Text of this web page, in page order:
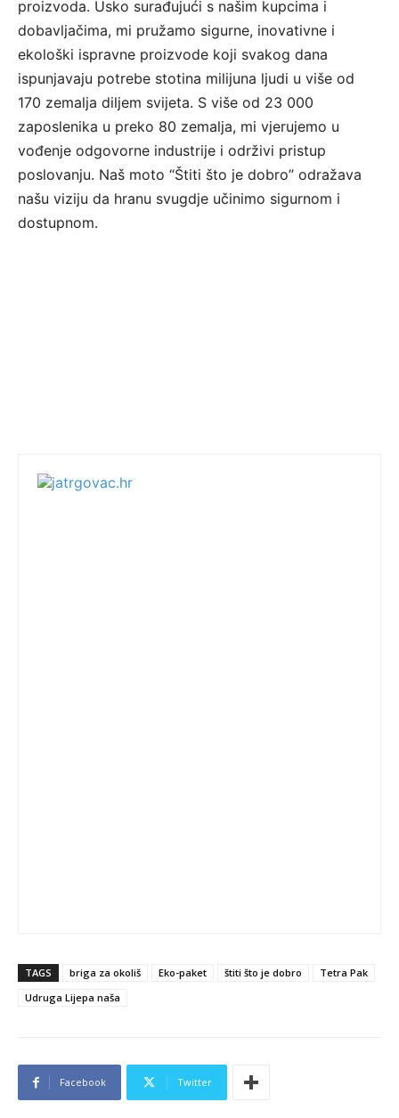
proizvoda. Usko surađujući s našim kupcima i
dobavljačima, mi pružamo sigurne, inovativne i
ekološki ispravne proizvode koji svakog dana
ispunjavaju potrebe stotina milijuna ljudi u više od
170 zemalja diljem svijeta. S više od 23 000
zaposlenika u preko 80 zemalja, mi vjerujemo u
vođenje odgovorne industrije i održivi pristup
poslovanju. Naš moto “Štiti što je dobro” odražava
našu viziju da hranu svugdje učinimo sigurnom i
dostupnom.
TAGS briga za okoliš Eko-paket štiti što je dobro
Tetra Pak
Udruga Lijepa naša
Facebook Twitter